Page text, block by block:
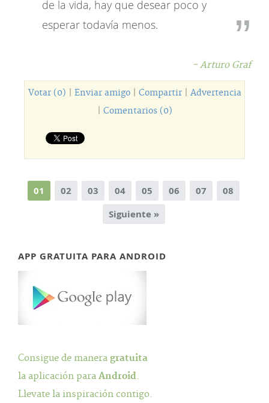
de la vida, hay que desear poco y
esperar todavía menos.
- Arturo Graf
Votar (0) Enviar amigo| Compartir| Advertencia
Comentarios (0)
01 02 03 04 05 06 07
08
Siguiente »
APP GRATUITA PARA ANDROID
Consigue de manera gratuita
la aplicación para Android.
Llevate la inspiración contigo.